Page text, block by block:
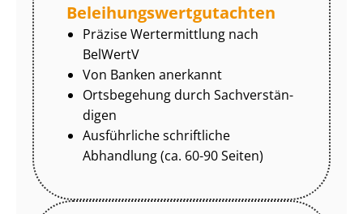
Be­lei­hungs­wert­gut­ach­ten
Präzise Wertermittlung nach
BelWertV
Von Banken anerkannt
Ortsbegehung durch Sach­ver­stän­
di­gen
Ausführliche schriftliche
Abhandlung (ca. 60-90 Seiten)